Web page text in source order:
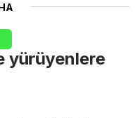
yürüyenlere